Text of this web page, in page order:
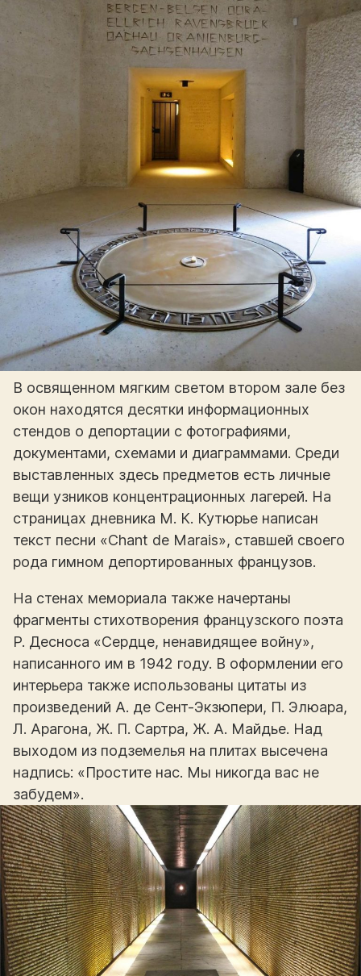
В освященном мягким светом втором зале без
окон находятся десятки информационных
стендов о депортации с фотографиями,
документами, схемами и диаграммами. Среди
выставленных здесь предметов есть личные
вещи узников концентрационных лагерей. На
страницах дневника М. К. Кутюрье написан
текст песни «Chant de Marais», ставшей своего
рода гимном депортированных французов.
На стенах мемориала также начертаны
фрагменты стихотворения французского поэта
Р. Десноса «Сердце, ненавидящее войну»,
написанного им в 1942 году. В оформлении его
интерьера также использованы цитаты из
произведений А. де Сент-Экзюпери, П. Элюара,
Л. Арагона, Ж. П. Сартра, Ж. А. Майдье. Над
выходом из подземелья на плитах высечена
надпись: «Простите нас. Мы никогда вас не
забудем».